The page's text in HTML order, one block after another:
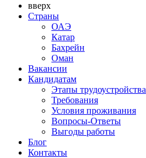
вверх
Страны
ОАЭ
Катар
Бахрейн
Оман
Вакансии
Кандидатам
Этапы трудоустройства
Требования
Условия проживания
Вопросы-Ответы
Выгоды работы
Блог
Контакты